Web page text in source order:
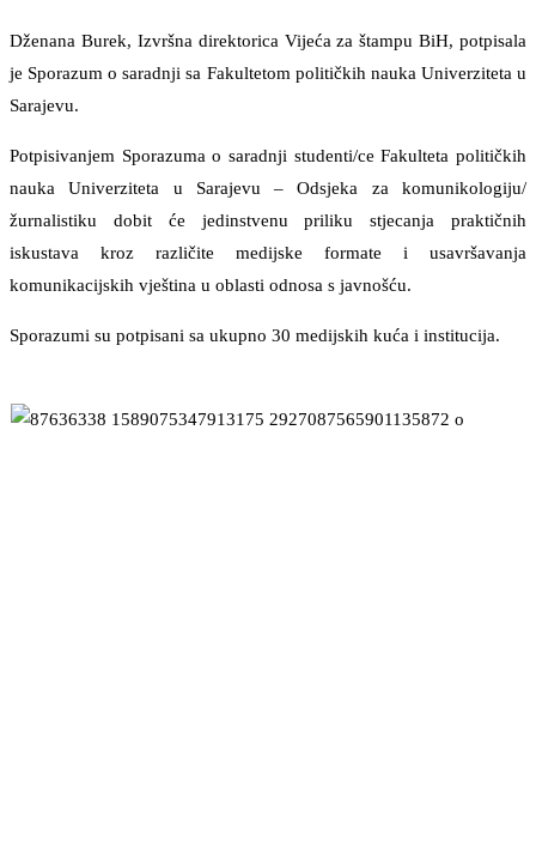
Dženana Burek, Izvršna direktorica Vijeća za štampu BiH, potpisala
je Sporazum o saradnji sa Fakultetom političkih nauka Univerziteta u
Sarajevu.
Potpisivanjem Sporazuma o saradnji studenti/ce Fakulteta političkih
nauka Univerziteta u Sarajevu – Odsjeka za komunikologiju/
žurnalistiku dobit će jedinstvenu priliku stjecanja praktičnih
iskustava kroz različite medijske formate i usavršavanja
komunikacijskih vještina u oblasti odnosa s javnošću.
Sporazumi su potpisani sa ukupno 30 medijskih kuća i institucija.